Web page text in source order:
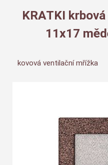
KRATKI
11x17
kovová ventilační mřížka